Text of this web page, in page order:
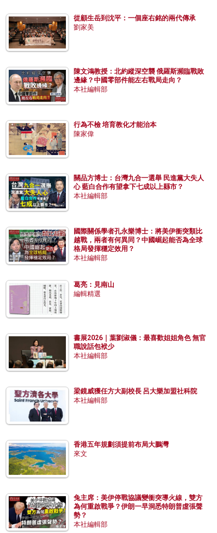
從顧生岳到沈平：一個座右銘的兩代傳承
劉家美
陳文鴻教授：北約縱深空襲 俄羅斯瀕臨戰敗
邊緣？中國零部件能左右戰局走向？
本社編輯部
行為不檢 培育教化才能治本
陳家偉
關品方博士：台灣九合一選舉 民進黨大失人
心 藍白合作有望拿下七成以上縣市？
本社編輯部
國際關係學者孔永樂博士：將美伊衝突類比
越戰，兩者有何異同？中國崛起能否為全球
格局發揮穩定效用？
本社編輯部
葛亮：見南山
編輯精選
書展2026｜葉劉淑儀：最喜歡姐姐角色 無官
職說話包袱少
本社編輯部
梁鏡威獲任方大副校長 呂大樂加盟社科院
本社編輯部
香港五年規劃須提前布局大鵬灣
來文
兔主席：美伊停戰協議變衝突導火線，雙方
為何重啟戰爭？伊朗一早洞悉特朗普虛張聲
勢？
本社編輯部